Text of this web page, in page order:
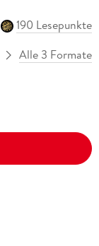
190 Lesepunkte
Alle 3 Formate